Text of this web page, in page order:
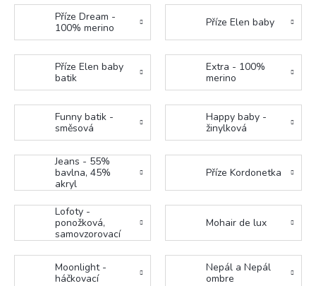
Příze Dream -
100% merino
Příze Elen baby
Příze Elen baby
batik
Extra - 100%
merino
Funny batik -
směsová
Happy baby -
žinylková
Jeans - 55%
bavlna, 45%
akryl
Příze Kordonetka
Lofoty -
ponožková,
samovzorovací
Mohair de lux
Moonlight -
háčkovací
Nepál a Nepál
ombre